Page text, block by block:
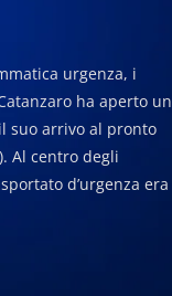
urgenza, i
ha aperto un
suo arrivo al pronto
Al centro degli
d’urgenza era